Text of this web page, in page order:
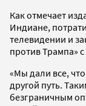
Как отмечает
Индиане,
телевидении и
против Трампа»
«Мы дали все,
другой путь.
безграничным